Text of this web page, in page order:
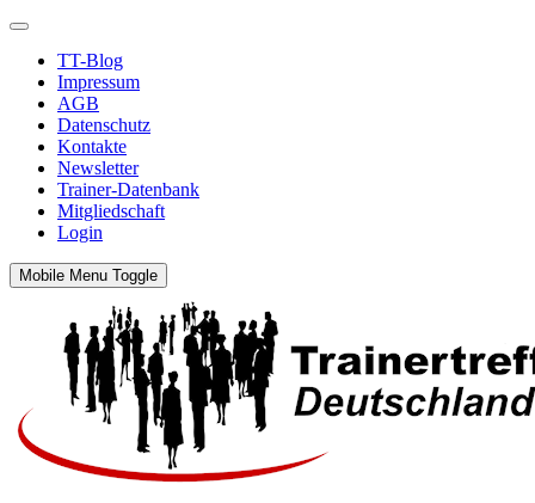
TT-Blog
Impressum
AGB
Datenschutz
Kontakte
Newsletter
Trainer-Datenbank
Mitgliedschaft
Login
Mobile Menu Toggle